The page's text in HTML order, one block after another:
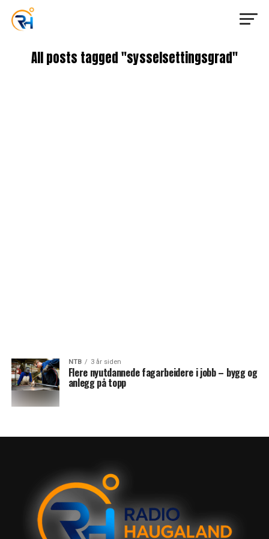
All posts tagged "sysselsettingsgrad"
NTB 3 år siden
Flere nyutdannede fagarbeidere i jobb – bygg og
anlegg på topp